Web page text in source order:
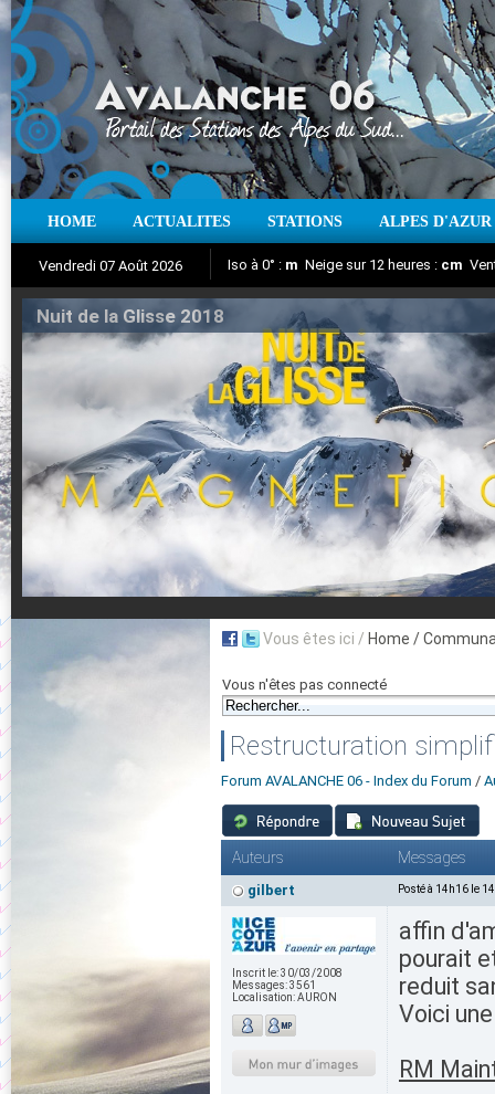
HOME ACTUALITES STATIONS ALPES D'AZUR
Vendredi 07 Août 2026
Aujourd'hui : T° Min : °C T° Max :°C
Iso à 0° : m Neige sur 12 heures : cm
Suivez en direct l'actualité des stations
Nuit de la Glisse 2018
Vous êtes ici / Home /
Vous n'êtes pas connecté
Restructuration
Forum AVALANCHE 06 - Index du Forum /
Auteurs Messages
gilbert Posté à 14h16 le
Inscrit le:30/03/2008
Messages:3561
Localisation:AURON
affin
pourait
reduit
Voici
RM